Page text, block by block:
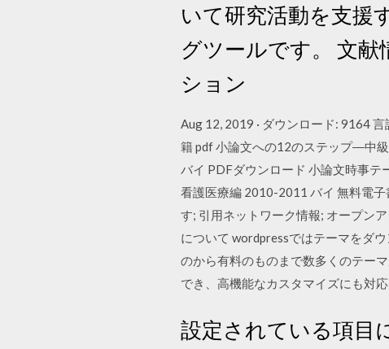
いて研究活動を支援
グツールです。 文
ション
Aug 12, 2019 · ダウンロード: 9164
籍 pdf 小論文への12のステップ―中
バイ PDFダウンロード 小論文時事
看護医療編 2010-2011 バイ 無料電
す; 引用ネットワーク情報; オープン
について wordpressではテーマをダ
のから有料のものまで数多くのテー
でき、高機能なカスタマイズにも対
設定されている項目